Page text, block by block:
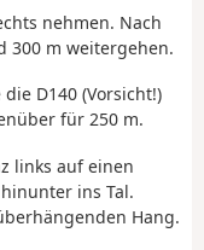
nehmen. Nach
300 m weitergehen.
D140 (Vorsicht!)
für 250 m.
links auf einen
ins Tal.
Hang.